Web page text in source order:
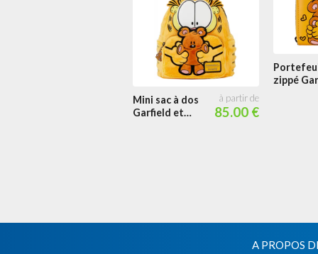
Mini sac à dos
Garfield et
85.00 €
zippé
A PROPOS